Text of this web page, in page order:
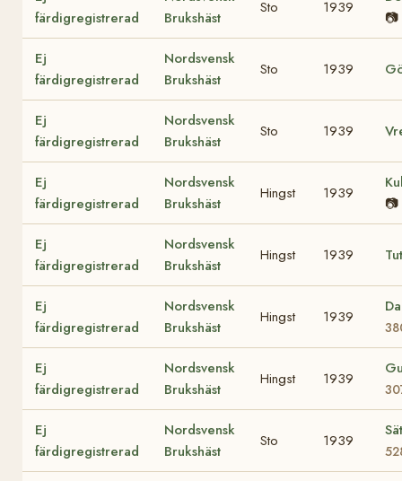
färdigregistrerad
Brukshäst
Sto 1939
📷
Ej
färdigregistrerad
Nordsvensk
Brukshäst
Sto 1939
Ej
färdigregistrerad
Nordsvensk
Brukshäst
Sto 1939
Ej
färdigregistrerad
Nordsvensk
Brukshäst
Hingst 1939
📷
Ej
färdigregistrerad
Nordsvensk
Brukshäst
Hingst 1939
Ej
färdigregistrerad
Nordsvensk
Brukshäst
Hingst 1939
Ej
färdigregistrerad
Nordsvensk
Brukshäst
Hingst 1939
Ej
färdigregistrerad
Nordsvensk
Brukshäst
Sto 1939